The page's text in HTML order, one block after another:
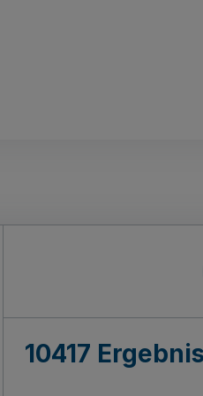
10417